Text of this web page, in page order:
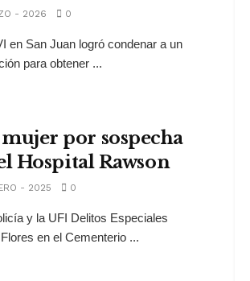
- 2026 0
en San Juan logró condenar a un
para obtener ...
por sospecha
Hospital Rawson
- 2025 0
y la UFI Delitos Especiales
en el Cementerio ...